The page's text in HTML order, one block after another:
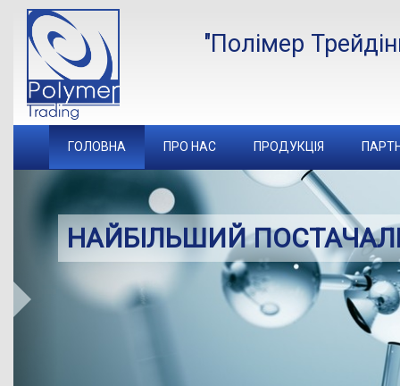
"Полімер
ГОЛОВНА ПРО НАС ПРОДУКЦIЯ
НАЙБІЛЬШИЙ